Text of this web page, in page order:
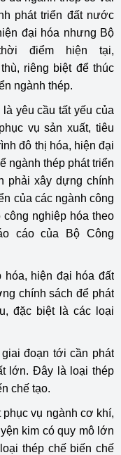
phát triển đất nước
đại hóa nhưng Bộ
điểm hiện tại,
riêng biệt để thúc
ngành thép.
yêu cầu tất yếu của
vụ sản xuất, tiêu
đô thị hóa, hiện đại
ngành thép phát triển
phải xây dựng chính
của các ngành công
nghiệp hóa theo
cáo của Bộ Công
hóa, hiện đại hóa đất
chính sách để phát
đặc biệt là các loại
đoạn tới cần phát
lớn. Đây là loại thép
chế tạo.
vụ ngành cơ khí,
kim có quy mô lớn
thép chế biến chế